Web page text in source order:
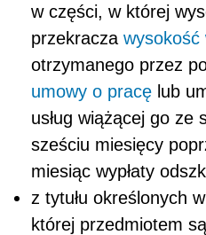
w części, w której
przekracza wysokość
otrzymanego przez
umowy o pracę lub
usług wiążącej go ze
sześciu miesięcy
miesiąc wypłaty
z tytułu określonych
której przedmiotem